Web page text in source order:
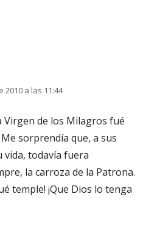
2010 a las 11:44
Virgen de los Milagros fué
sorprendía que, a sus
vida, todavía fuera
la carroza de la Patrona.
temple! ¡Que Dios lo tenga